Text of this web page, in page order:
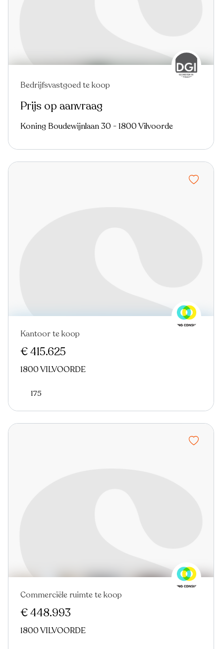
Bedrijfsvastgoed te koop
Prijs op aanvraag
Koning Boudewijnlaan 30 - 1800 Vilvoorde
Kantoor te koop
€ 415.625
1800 VILVOORDE
175
Commerciële ruimte te koop
€ 448.993
1800 VILVOORDE